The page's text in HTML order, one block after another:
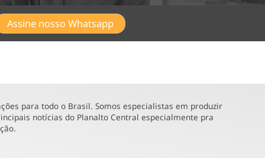
Assine nosso Whatsapp
para todo o Brasil. Somos especialistas em produzir
notícias do Planalto Central especialmente pra